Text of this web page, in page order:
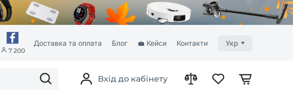
7 200
Доставка та оплата Блог 💼 Кейси Контакти Укр
Вхід до кабінету